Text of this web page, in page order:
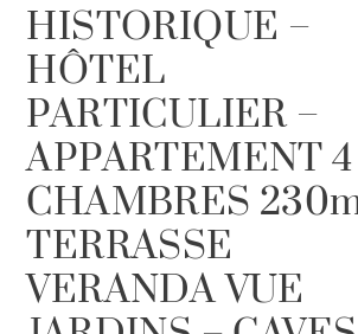
HISTORIQUE –
HÔTEL
PARTICULIER –
APPARTEMENT 4
CHAMBRES
TERRASSE
VERANDA VUE